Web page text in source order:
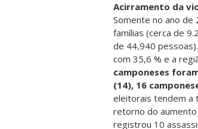
Acirramento da
Somente no ano
famílias (cerca de
de 44,940
com 35,6 % e a
camponeses
(14), 16
eleitorais tendem a
retorno do
registrou 10